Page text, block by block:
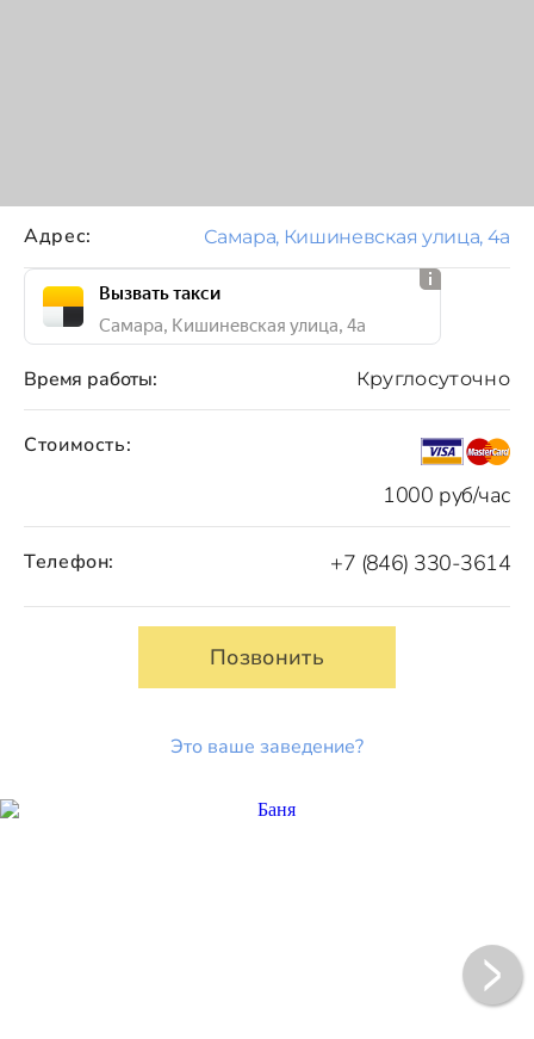
Стоимость:
1000 руб/час
Время работы: Круглосуточно
Телефон: +7 (846) 330-3614
Позвонить
Это ваше заведение?
Адрес: Самара, Кишиневская улица, 4а
Вызвать такси
Самара, Кишиневская улица, 4а